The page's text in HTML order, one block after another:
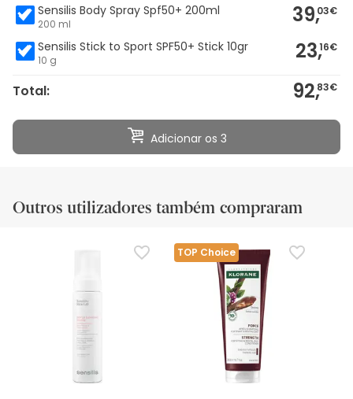
Sensilis Body Spray Spf50+ 200ml
200 ml 39,03€
Sensilis Stick to Sport SPF50+ Stick 10gr
10 g 23,16€
Total: 92,83€
Adicionar os 3
Outros utilizadores também compraram
TOP Choice